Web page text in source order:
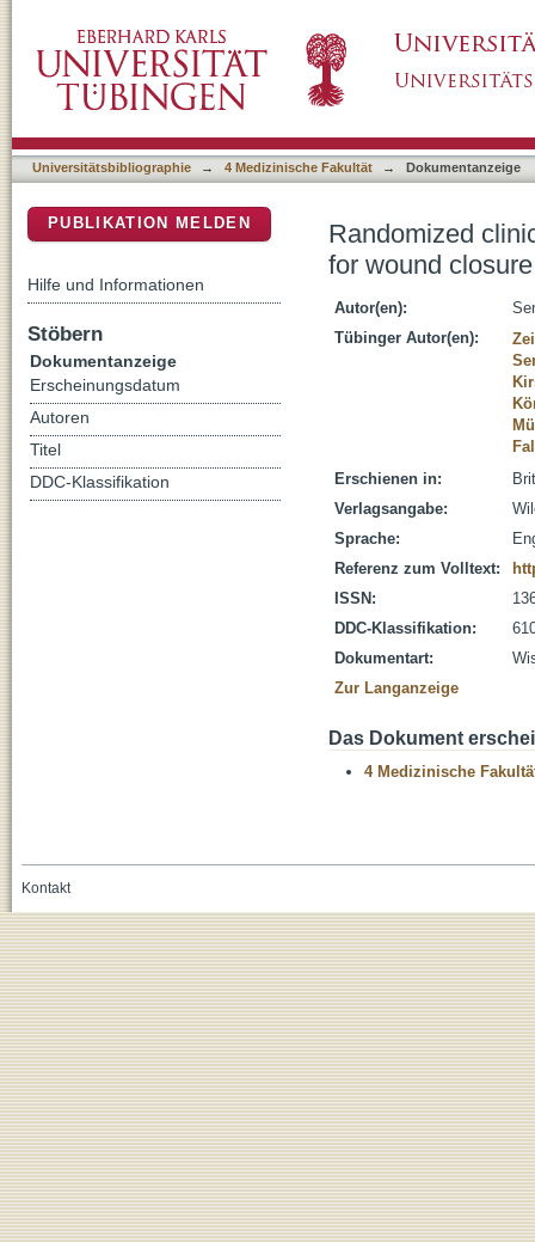
thyroid surgery
Universitätsbibliographie → 4 Medizinische Fakultät → Dokumentanzeige
Randomized
for wound
Autor(en):
Tübinger Autor(en):
Erschienen in:
Verlagsangabe:
Sprache:
Referenz zum Volltext:
ISSN:
DDC-Klassifikation:
Dokumentart:
Zur Langanzeige
Das Dokument
4 Medizinische
PUBLIKATION MELDEN
Hilfe und Informationen
Stöbern
Dokumentanzeige
Erscheinungsdatum
Autoren
Titel
DDC-Klassifikation
Kontakt